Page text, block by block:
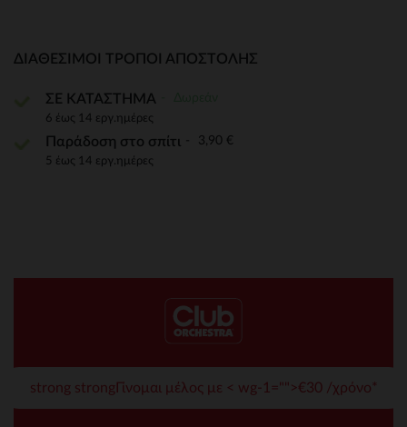
ΔΙΑΘΈΣΙΜΟΙ ΤΡΌΠΟΙ ΑΠΟΣΤΟΛΉΣ
ΣΕ ΚΑΤΑΣΤΗΜΑ
6 έως 14 εργ.ημέρες
Παράδοση στο σπίτι 3,90 €
5 έως 14 εργ.ημέρες
strong strongΓίνομαι μέλος με < wg-1="">€30 /χρόνο*